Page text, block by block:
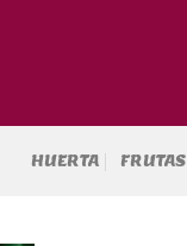
HUERTA FRUTAS